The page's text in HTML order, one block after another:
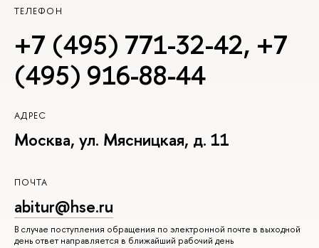
ТЕЛЕФОН
+7 (495) 771-32-42, +7
(495) 916-88-44
АДРЕС
Москва, ул. Мясницкая, д. 11
ПОЧТА
abitur@hse.ru
В случае поступления обращения по электронной почте в выходной
день ответ направляется в ближайший рабочий день